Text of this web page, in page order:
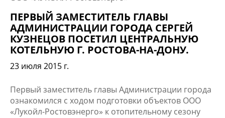
ПЕРВЫЙ ЗАМЕСТИТЕЛЬ ГЛАВЫ
АДМИНИСТРАЦИИ ГОРОДА СЕРГЕЙ
КУЗНЕЦОВ ПОСЕТИЛ ЦЕНТРАЛЬНУЮ
КОТЕЛЬНУЮ Г. РОСТОВА-НА-ДОНУ.
23 июля 2015 г.
Первый заместитель главы Администрации города
ознакомился с ходом подготовки объектов ООО
«Лукойл-Ростовэнерго» к отопительному сезону